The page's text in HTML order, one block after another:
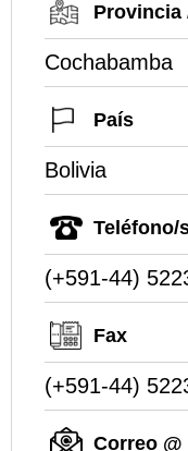
Provincia
Cochabamba
País
Bolivia
Teléfono/
(+591-44)
Fax
(+591-44)
Correo @